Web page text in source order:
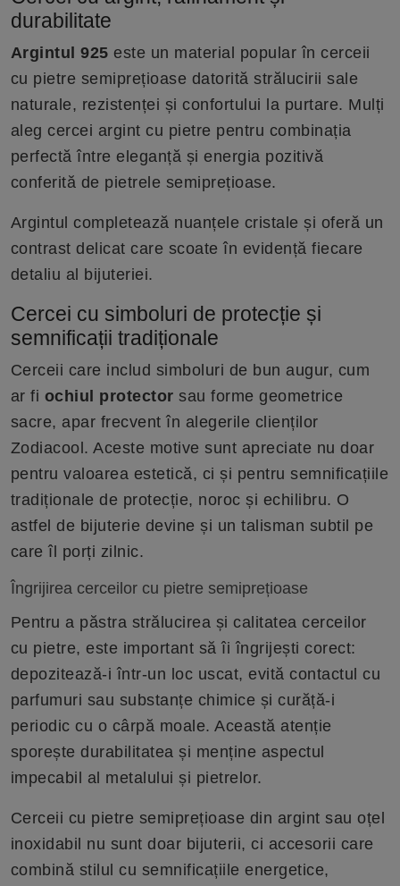
durabilitate
Argintul 925 este un material popular în cerceii
cu pietre semiprețioase datorită strălucirii sale
naturale, rezistenței și confortului la purtare. Mulți
aleg cercei argint cu pietre pentru combinația
perfectă între eleganță și energia pozitivă
conferită de pietrele semiprețioase.
Argintul completează nuanțele cristale și oferă un
contrast delicat care scoate în evidență fiecare
detaliu al bijuteriei.
Cercei cu simboluri de protecție și
semnificații tradiționale
Cerceii care includ simboluri de bun augur, cum
ar fi ochiul protector sau forme geometrice
sacre, apar frecvent în alegerile clienților
Zodiacool. Aceste motive sunt apreciate nu doar
pentru valoarea estetică, ci și pentru semnificațiile
tradiționale de protecție, noroc și echilibru. O
astfel de bijuterie devine și un talisman subtil pe
care îl porți zilnic.
Îngrijirea cerceilor cu pietre semiprețioase
Pentru a păstra strălucirea și calitatea cerceilor
cu pietre, este important să îi îngrijești corect:
depozitează-i într-un loc uscat, evită contactul cu
parfumuri sau substanțe chimice și curăță-i
periodic cu o cârpă moale. Această atenție
sporește durabilitatea și menține aspectul
impecabil al metalului și pietrelor.
Cerceii cu pietre semiprețioase din argint sau oțel
inoxidabil nu sunt doar bijuterii, ci accesorii care
combină stilul cu semnificațiile energetice,